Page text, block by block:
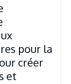
pour la
créer
et